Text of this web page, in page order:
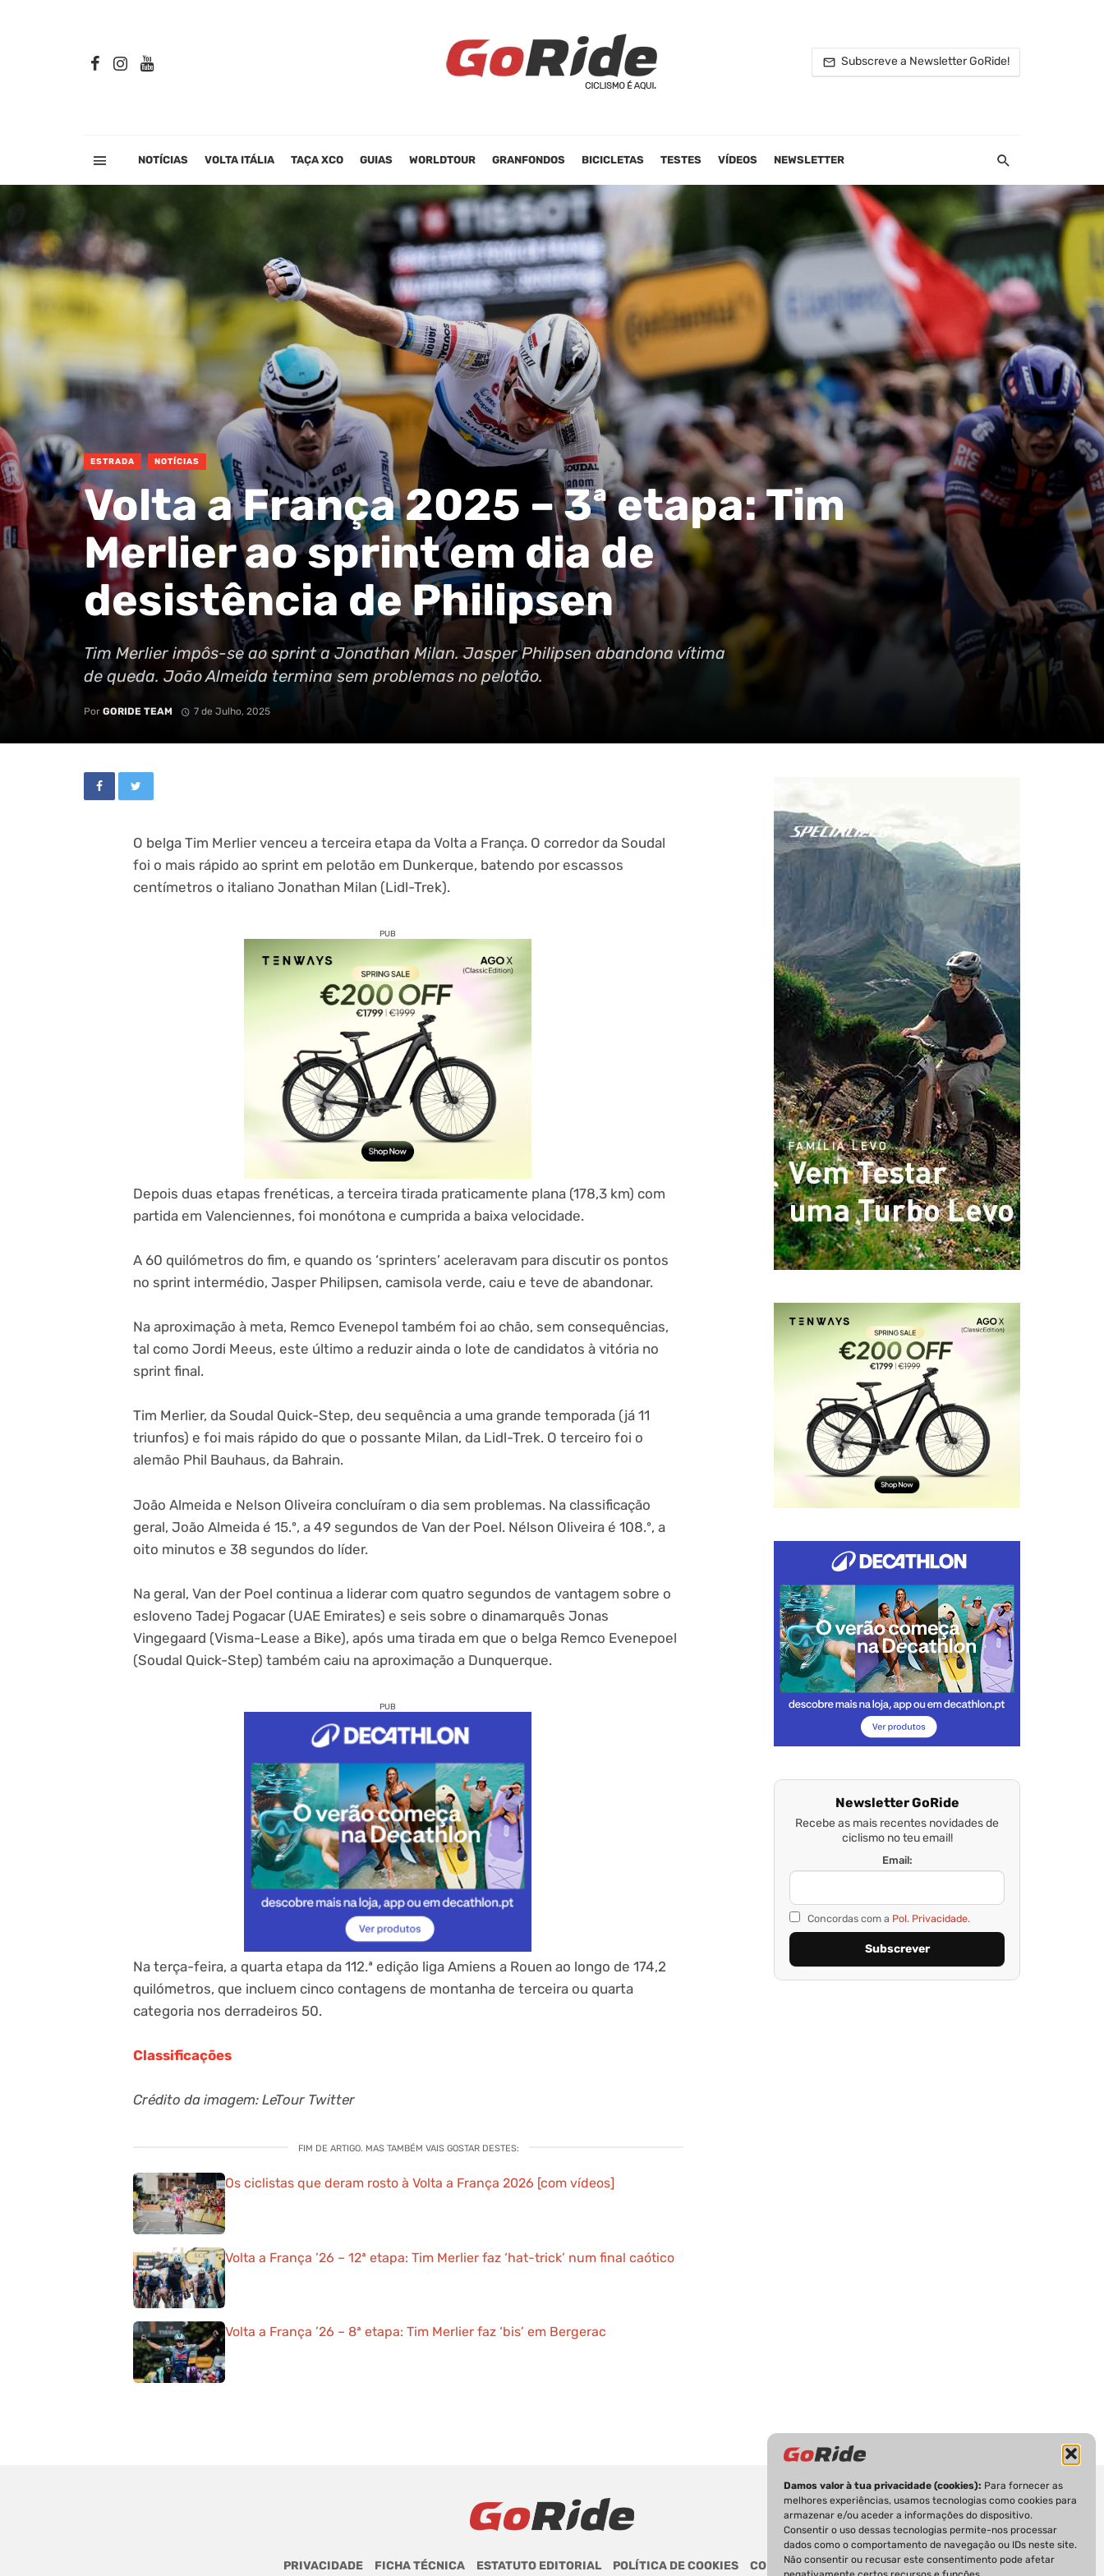
Damos valor à tua privacidade (cookies): Para fornecer as
melhores experiências, usamos tecnologias como cookies para
armazenar e/ou aceder a informações do dispositivo.
Consentir o uso dessas tecnologias permite-nos processar
dados como o comportamento de navegação ou IDs neste site.
Não consentir ou recusar este consentimento pode afetar
Subscreve a Newsletter GoRide!
NOTÍCIAS VOLTA ITÁLIA TAÇA XCO GUIAS WORLDTOUR GRANFONDOS BICICLETAS TESTES VÍDEOS NEWSLETTER
ESTRADA NOTÍCIAS
Volta a França 2025 – 3ª etapa: Tim
Merlier ao sprint em dia de
desistência de Philipsen
Tim Merlier impôs-se ao sprint a Jonathan Milan. Jasper Philipsen abandona vítima
de queda. João Almeida termina sem problemas no pelotão.
Por GORIDE TEAM 7 de Julho, 2025
O belga Tim Merlier venceu a terceira etapa da Volta a França. O corredor da Soudal
foi o mais rápido ao sprint em pelotão em Dunkerque, batendo por escassos
centímetros o italiano Jonathan Milan (Lidl-Trek).
PUB
Depois duas etapas frenéticas, a terceira tirada praticamente plana (178,3 km) com
partida em Valenciennes, foi monótona e cumprida a baixa velocidade.
A 60 quilómetros do fim, e quando os ‘sprinters’ aceleravam para discutir os pontos
no sprint intermédio, Jasper Philipsen, camisola verde, caiu e teve de abandonar.
Na aproximação à meta, Remco Evenepol também foi ao chão, sem consequências,
tal como Jordi Meeus, este último a reduzir ainda o lote de candidatos à vitória no
sprint final.
Tim Merlier, da Soudal Quick-Step, deu sequência a uma grande temporada (já 11
triunfos) e foi mais rápido do que o possante Milan, da Lidl-Trek. O terceiro foi o
alemão Phil Bauhaus, da Bahrain.
João Almeida e Nelson Oliveira concluíram o dia sem problemas. Na classificação
geral, João Almeida é 15.º, a 49 segundos de Van der Poel. Nélson Oliveira é 108.º, a
oito minutos e 38 segundos do líder.
Na geral, Van der Poel continua a liderar com quatro segundos de vantagem sobre o
esloveno Tadej Pogacar (UAE Emirates) e seis sobre o dinamarquês Jonas
Vingegaard (Visma-Lease a Bike), após uma tirada em que o belga Remco Evenepoel
(Soudal Quick-Step) também caiu na aproximação a Dunquerque.
PUB
Na terça-feira, a quarta etapa da 112.ª edição liga Amiens a Rouen ao longo de 174,2
quilómetros, que incluem cinco contagens de montanha de terceira ou quarta
categoria nos derradeiros 50.
Classificações
Crédito da imagem: LeTour Twitter
FIM DE ARTIGO. MAS TAMBÉM VAIS GOSTAR DESTES:
Os ciclistas que deram rosto à Volta a França 2026 [com vídeos]
Volta a França ’26 – 12ª etapa: Tim Merlier faz ‘hat-trick’ num final caótico
Volta a França ’26 – 8ª etapa: Tim Merlier faz ‘bis’ em Bergerac
Newsletter GoRide
Recebe as mais recentes novidades de
ciclismo no teu email!
Email:
Concordas com a Pol. Privacidade.
PRIVACIDADE FICHA TÉCNICA ESTATUTO EDITORIAL POLÍTICA DE COOKIES CONTACTOS